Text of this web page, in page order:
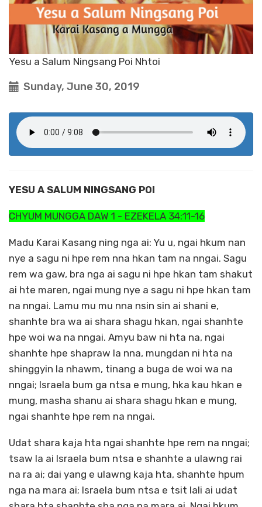
Yesu a Salum Ningsang Poi Nhtoi
Sunday, June 30, 2019
YESU A SALUM NINGSANG POI
CHYUM MUNGGA DAW 1 - EZEKELA 34:11-16
Madu Karai Kasang ning nga ai: Yu u, ngai hkum nan
nye a sagu ni hpe rem nna hkan tam na nngai. Sagu
rem wa gaw, bra nga ai sagu ni hpe hkan tam shakut
ai hte maren, ngai mung nye a sagu ni hpe hkan tam
na nngai. Lamu mu mu nna nsin sin ai shani e,
shanhte bra wa ai shara shagu hkan, ngai shanhte
hpe woi wa na nngai. Amyu baw ni hta na, ngai
shanhte hpe shapraw la nna, mungdan ni hta na
shinggyin la nhawm, tinang a buga de woi wa na
nngai; Israela bum ga ntsa e mung, hka kau hkan e
mung, masha shanu ai shara shagu hkan e mung,
ngai shanhte hpe rem na nngai.
Udat shara kaja hta ngai shanhte hpe rem na nngai;
tsaw la ai Israela bum ntsa e shanhte a ulawng rai
na ra ai; dai yang e ulawng kaja hta, shanhte hpum
nga na mara ai; Israela bum ntsa e tsit lali ai udat